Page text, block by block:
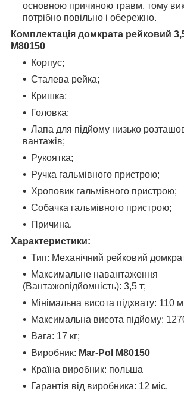
основною причиною травм, тому
потрібно повільно і обережно.
Комплектація домкрата рейковий
M80150
Корпус;
Сталева рейка;
Кришка;
Головка;
Лапа для підйому низько
вантажів;
Рукоятка;
Ручка гальмівного пристрою;
Хроповик гальмівного пристрою;
Собачка гальмівного пристрою;
Причина.
Характеристики:
Тип: Механічний рейковий
Максимальне навантаження
(Вантажопідйомність): 3,5 т;
Мінімальна висота підхвату: 110
Максимальна висота підйому:
Вага: 17 кг;
Виробник: Mar-Pol M80150
Країна виробник: польша
Гарантія від виробника: 12 міс.